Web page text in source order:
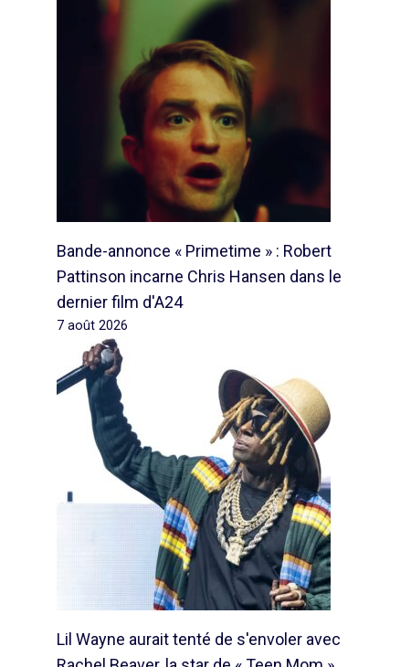
Bande-annonce « Primetime » : Robert
Pattinson incarne Chris Hansen dans le
dernier film d'A24
7 août 2026
Lil Wayne aurait tenté de s'envoler avec